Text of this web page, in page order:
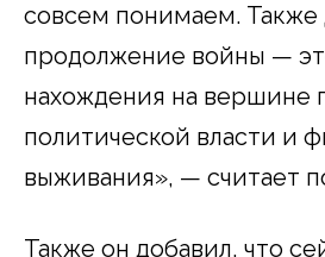
совсем понимаем. Также
продолжение войны —
нахождения на вершине
политической власти и
выживания», — считает
Также он добавил, что